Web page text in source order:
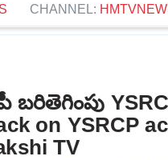
CHANNEL:
బరితెగింపు
on YSRCP
TV